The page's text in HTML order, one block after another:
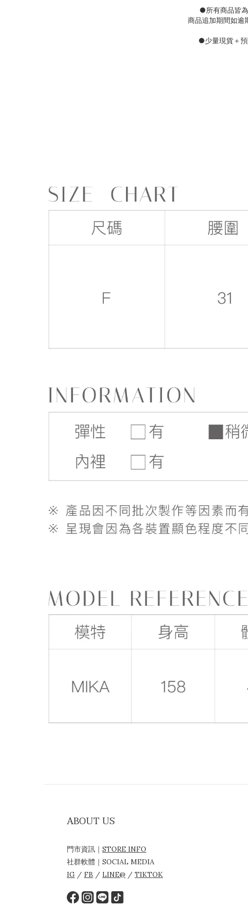
●所有商品皆
商品追加期間如逾
●少量現貨＋
ABOUT US
門市資訊｜ STORE INFO
社群軟體｜SOCIAL MEDIA
IG / FB / LINE@ / TIKTOK